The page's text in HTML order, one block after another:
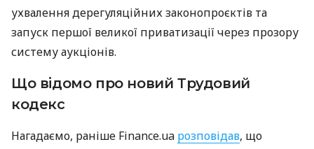
ухвалення дерегуляційних законопроєктів та
запуск першої великої приватизації через прозору
систему аукціонів.
Що відомо про новий Трудовий
кодекс
Нагадаємо, раніше Finance.ua розповідав, що